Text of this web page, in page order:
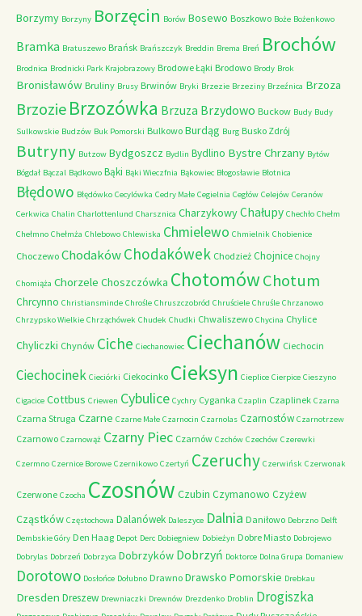
Borzymy Borzyny Borzęcin Borów Bosewo Boszkowo Boże Bożenkowo
Bramka Bratuszewo Brańsk Brańszczyk Breddin Brema Breń Brochów
Brodnica Brodnicki Park Krajobrazowy Brodowe Łąki Brodowo Brody Brok
Bronisławów Bruliny Brusy Brwinów Bryki Brzezie Brzeziny Brzeźnica Brzoza
Brzozie Brzozówka Brzuza Brzydowo Buckow Budy Budy
Sulkowskie Budzów Buk Pomorski Bulkowo Burdąg Burg Busko Zdrój
Butryny Butzow Bydgoszcz Bydlin Bydlino Bystre Chrzany Bytów
Bógdał Bączal Bądkowo Bąki Bąki Wieczfnia Bąkowiec Błogosławie Błotnica
Błędowo Błędówko Cecylówka Cedry Małe Cegielnia Cegłów Celejów Ceranów
Cerkwica Chalin Charlottenlund Charsznica CharzykowyChałupy Chechło Chełm
Chełmno Chełmża Chlebowo Chlewiska Chmielewo Chmielnik Chobienice
Choczewo ChodakówChodakówek Chodzież Chojnice Chojny
Chomiąża Chorzele Choszczówka ChotomówChotum
Chrcynno Christiansminde Chrośle Chruszczobród Chruściele Chruśle Chrzanowo
Chrzypsko Wielkie Chrząchówek Chudek Chudki Chwaliszewo Chycina Chylice
Chyliczki Chynów Ciche Ciechanowiec Ciechanów Ciechocin
Ciechocinek Cieciórki Ciekocinko Cieksyn Cieplice Cierpice Cieszyno
Cigacice Cottbus Criewen Cybulice Cychry Cyganka Czaplin Czaplinek Czarna
Czarna Struga Czarne Czarne Małe Czarnocin Czarnolas Czarnostów Czarnotrzew
Czarnowo Czarnowąż Czarny Piec Czarnów Czchów Czechów Czerewki
Czermno Czernice Borowe Czernikowo Czertyń Czeruchy Czerwińsk Czerwonak
Czerwone Czocha Czosnów Czubin Czymanowo Czyżew
Cząstków Częstochowa Dalanówek Daleszyce Dalnia Daniłowo Debrzno Delft
Dembskie Góry Den Haag Depot Derc Dobiegniew Dobieżyn Dobre Miasto Dobrojewo
Dobrylas Dobrzeń Dobrzyca Dobrzyków Dobrzyń Doktorce Dolna Grupa Domaniew
Dorotowo Dosłońce Dołubno Drawno Drawsko Pomorskie Drebkau
Dresden Dreszew Drewniaczki Drewnów Drezdenko Droblin Drogiszka